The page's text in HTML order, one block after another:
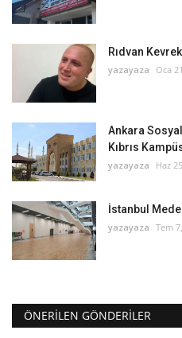
Rıdvan
yazayaza Oca
Ankara
Kıbrıs
yazayaza Haz
İstanbul
yazayaza Tem
ÖNERILEN GÖNDERILER